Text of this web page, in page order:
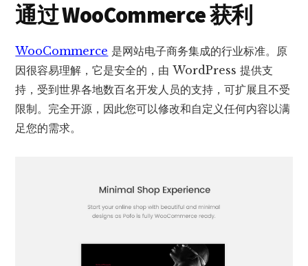
通过 WooCommerce 获利
WooCommerce 是网站电子商务集成的行业标准。原
因很容易理解，它是安全的，由 WordPress 提供支
持，受到世界各地数百名开发人员的支持，可扩展且不受
限制。完全开源，因此您可以修改和自定义任何内容以满
足您的需求。